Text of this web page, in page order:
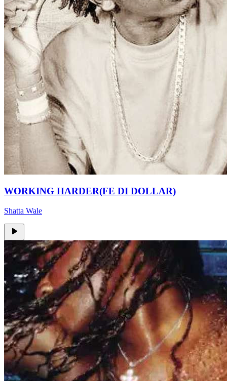
WORKING HARDER(FE DI DOLLAR)
Shatta Wale